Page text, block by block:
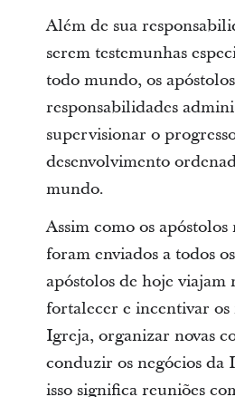
Além de sua
serem testemunhas
todo mundo, os
responsabilidades
supervisionar o
desenvolvimento
mundo.
Assim como os
foram enviados a todos
apóstolos de hoje
fortalecer e incentivar os
Igreja, organizar novas
conduzir os negócios da
isso significa reuniões